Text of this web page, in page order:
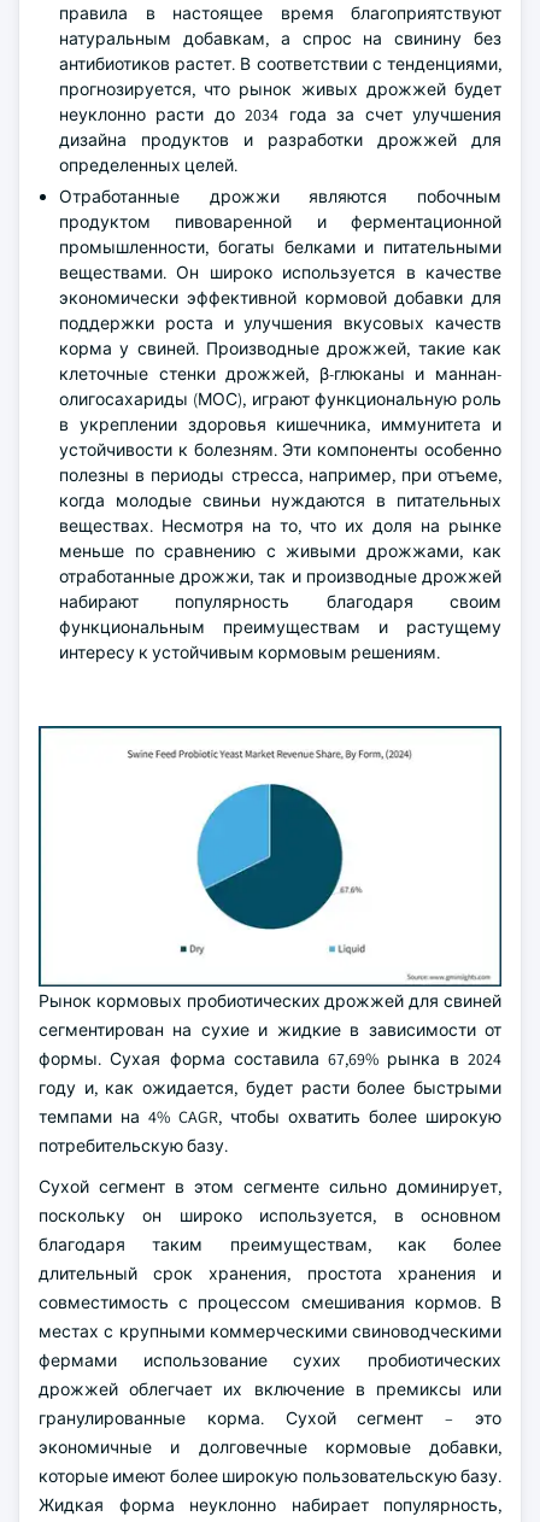
правила в настоящее время благоприятствуют
натуральным добавкам, а спрос на свинину без
антибиотиков растет. В соответствии с тенденциями,
прогнозируется, что рынок живых дрожжей будет
неуклонно расти до 2034 года за счет улучшения
дизайна продуктов и разработки дрожжей для
определенных целей.
Отработанные дрожжи являются побочным
продуктом пивоваренной и ферментационной
промышленности, богаты белками и питательными
веществами. Он широко используется в качестве
экономически эффективной кормовой добавки для
поддержки роста и улучшения вкусовых качеств
корма у свиней. Производные дрожжей, такие как
клеточные стенки дрожжей, β-глюканы и маннан-
олигосахариды (МОС), играют функциональную роль
в укреплении здоровья кишечника, иммунитета и
устойчивости к болезням. Эти компоненты особенно
полезны в периоды стресса, например, при отъеме,
когда молодые свиньи нуждаются в питательных
веществах. Несмотря на то, что их доля на рынке
меньше по сравнению с живыми дрожжами, как
отработанные дрожжи, так и производные дрожжей
набирают популярность благодаря своим
функциональным преимуществам и растущему
интересу к устойчивым кормовым решениям.
Рынок кормовых пробиотических дрожжей для свиней
сегментирован на сухие и жидкие в зависимости от
формы. Сухая форма составила 67,69% рынка в 2024
году и, как ожидается, будет расти более быстрыми
темпами на 4% CAGR, чтобы охватить более широкую
потребительскую базу.
Сухой сегмент в этом сегменте сильно доминирует,
поскольку он широко используется, в основном
благодаря таким преимуществам, как более
длительный срок хранения, простота хранения и
совместимость с процессом смешивания кормов. В
местах с крупными коммерческими свиноводческими
фермами использование сухих пробиотических
дрожжей облегчает их включение в премиксы или
гранулированные корма. Сухой сегмент – это
экономичные и долговечные кормовые добавки,
которые имеют более широкую пользовательскую базу.
Жидкая форма неуклонно набирает популярность,